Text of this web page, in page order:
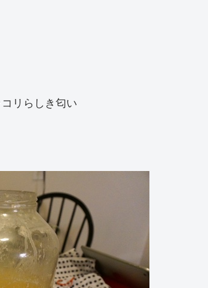
リらしき匂い